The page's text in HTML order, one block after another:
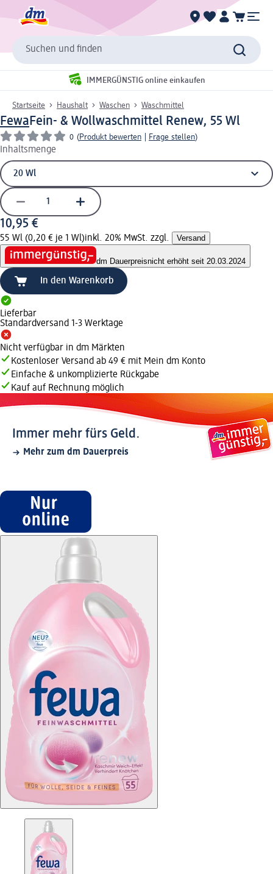
Suchen und finden
IMMERGÜNSTIG online einkaufen
Startseite Haushalt Waschen Waschmittel
FewaFein- & Wollwaschmittel Renew, 55 Wl
0 (Produkt bewerten Frage stellen)
Inhaltsmenge
10,95 €
55 Wl (0,20 € je 1 Wl)inkl. 20% MwSt. zzgl. Versand
dm Dauerpreisnicht erhöht seit 20.03.2024
In den Warenkorb
Lieferbar
Standardversand 1-3 Werktage
Nicht verfügbar in dm Märkten
Kostenloser Versand ab 49 € mit Mein dm Konto
Einfache & unkomplizierte Rückgabe
Kauf auf Rechnung möglich
Immer mehr fürs Geld.
Mehr zum dm Dauerpreis